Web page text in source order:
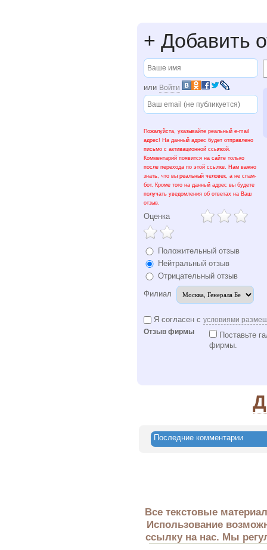
+ Добавить
или Войти
Пожалуйста, указывайте реальный e-mail
адрес! На данный адрес будет отправлено
письмо с активационной ссылкой.
Комментарий появится на сайте только
после перехода по этой ссылке. Нам важно
знать, что вы реальный человек, а не спам-
бот. Кроме того на данный адрес вы будете
получать уведомления об ответах на Ваш
отзыв.
Оценка
Положительный отзыв
Нейтральный отзыв
Отрицательный отзыв
Филиал
Я согласен с условиями
Отзыв фирмы
Поставьте
фирмы.
Последние комментарии
Все текстовые
Использование
ссылку на нас. Мы